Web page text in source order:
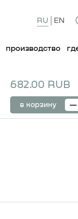
RU EN
производство
682.00 RUB
в корзину